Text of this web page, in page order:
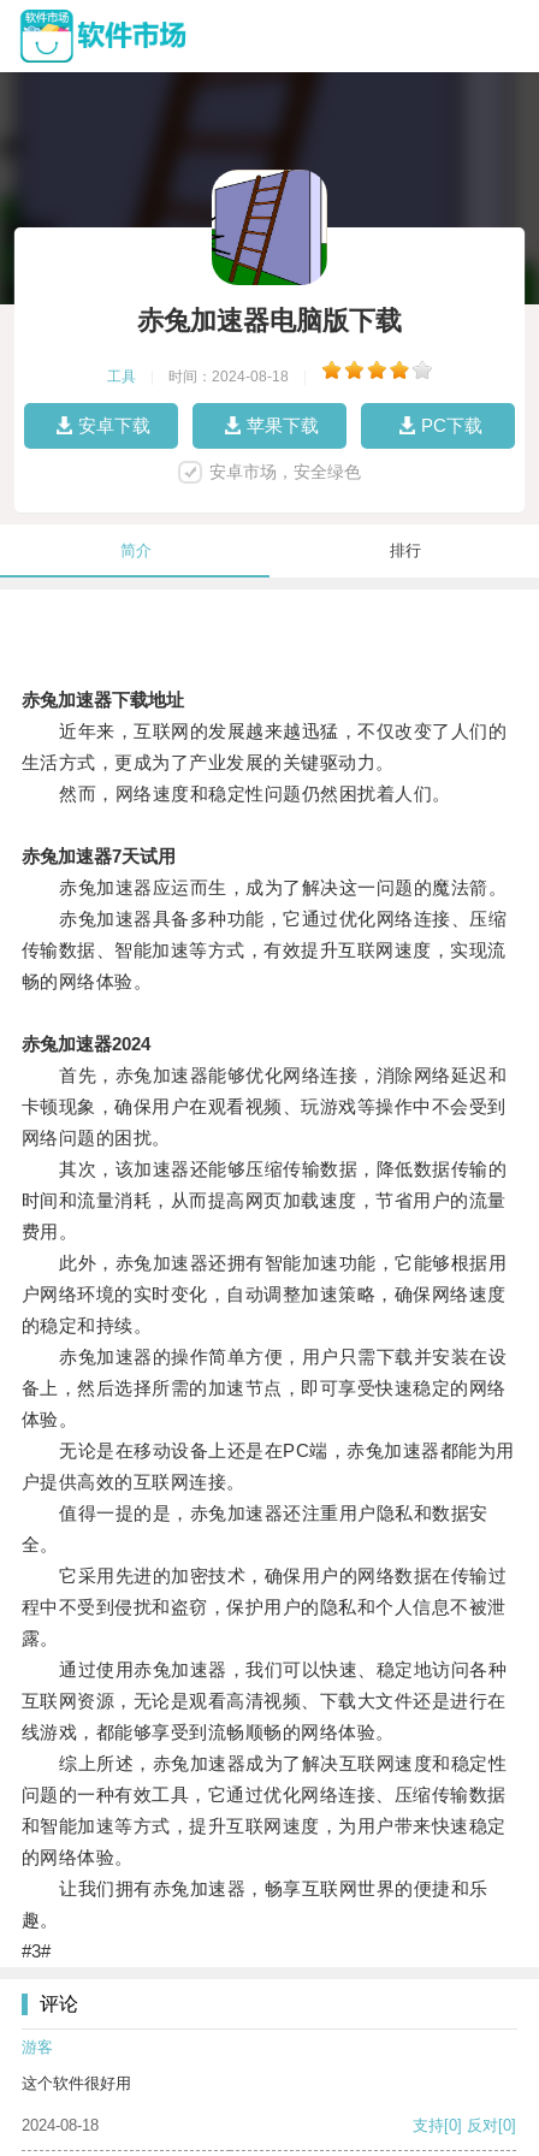
赤兔加速器电脑版下载
工具 时间：2024-08-18
安卓下载 苹果下载 PC下载
安卓市场，安全绿色
简介 排行
赤兔加速器下载地址
近年来，互联网的发展越来越迅猛，不仅改变了人们的
生活方式，更成为了产业发展的关键驱动力。
然而，网络速度和稳定性问题仍然困扰着人们。
赤兔加速器7天试用
赤兔加速器应运而生，成为了解决这一问题的魔法箭。
赤兔加速器具备多种功能，它通过优化网络连接、压缩
传输数据、智能加速等方式，有效提升互联网速度，实现流
畅的网络体验。
赤兔加速器2024
首先，赤兔加速器能够优化网络连接，消除网络延迟和
卡顿现象，确保用户在观看视频、玩游戏等操作中不会受到
网络问题的困扰。
其次，该加速器还能够压缩传输数据，降低数据传输的
时间和流量消耗，从而提高网页加载速度，节省用户的流量
费用。
此外，赤兔加速器还拥有智能加速功能，它能够根据用
户网络环境的实时变化，自动调整加速策略，确保网络速度
的稳定和持续。
赤兔加速器的操作简单方便，用户只需下载并安装在设
备上，然后选择所需的加速节点，即可享受快速稳定的网络
体验。
无论是在移动设备上还是在PC端，赤兔加速器都能为用
户提供高效的互联网连接。
值得一提的是，赤兔加速器还注重用户隐私和数据安
全。
它采用先进的加密技术，确保用户的网络数据在传输过
程中不受到侵扰和盗窃，保护用户的隐私和个人信息不被泄
露。
通过使用赤兔加速器，我们可以快速、稳定地访问各种
互联网资源，无论是观看高清视频、下载大文件还是进行在
线游戏，都能够享受到流畅顺畅的网络体验。
综上所述，赤兔加速器成为了解决互联网速度和稳定性
问题的一种有效工具，它通过优化网络连接、压缩传输数据
和智能加速等方式，提升互联网速度，为用户带来快速稳定
的网络体验。
让我们拥有赤兔加速器，畅享互联网世界的便捷和乐
趣。
#3#
评论
游客
这个软件很好用
2024-08-18 支持[0] 反对[0]